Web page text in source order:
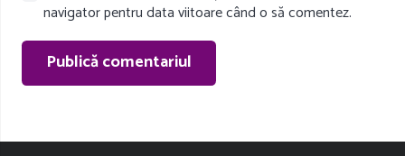
navigator pentru data viitoare când o să comentez.
Publică comentariul